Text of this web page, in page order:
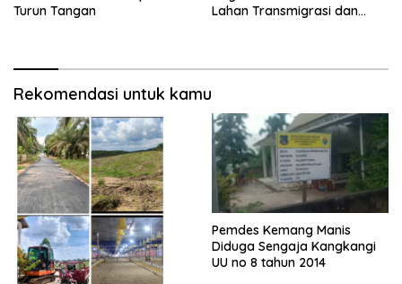
Turun Tangan
Lahan Transmigrasi dan
Rekomendasi untuk kamu
Pemdes Kemang Manis
Diduga Sengaja Kangkangi
UU no 8 tahun 2014